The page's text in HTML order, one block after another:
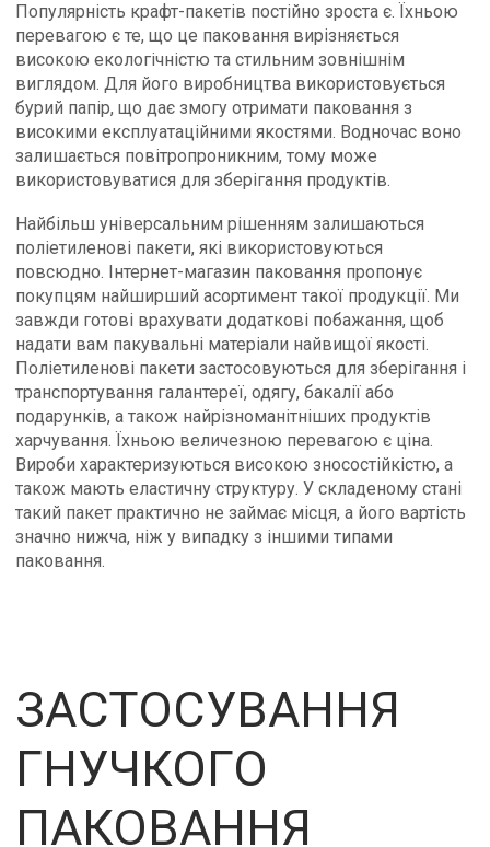
Популярність крафт-пакетів постійно зроста є. Їхньою
перевагою є те, що це паковання вирізняється
високою екологічністю та стильним зовнішнім
виглядом. Для його виробництва використовується
бурий папір, що дає змогу отримати паковання з
високими експлуатаційними якостями. Водночас воно
залишається повітропроникним, тому може
використовуватися для зберігання продуктів.
Найбільш універсальним рішенням залишаються
поліетиленові пакети, які використовуються
повсюдно. Інтернет-магазин паковання пропонує
покупцям найширший асортимент такої продукції. Ми
завжди готові врахувати додаткові побажання, щоб
надати вам пакувальні матеріали найвищої якості.
Поліетиленові пакети застосовуються для зберігання і
транспортування галантереї, одягу, бакалії або
подарунків, а також найрізноманітніших продуктів
харчування. Їхньою величезною перевагою є ціна.
Вироби характеризуються високою зносостійкістю, а
також мають еластичну структуру. У складеному стані
такий пакет практично не займає місця, а його вартість
значно нижча, ніж у випадку з іншими типами
паковання.
ЗАСТОСУВАННЯ
ГНУЧКОГО
ПАКОВАННЯ